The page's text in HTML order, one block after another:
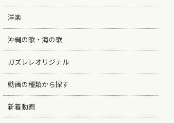
洋楽
沖縄の歌・海の歌
ガズレレオリジナル
動画の種類から探す
新着動画